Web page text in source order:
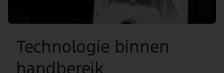
Technologie binnen
handbereik